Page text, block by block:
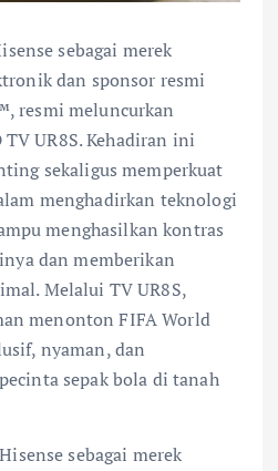
sebagai merek
dan sponsor resmi
resmi meluncurkan
UR8S. Kehadiran ini
sekaligus memperkuat
menghadirkan teknologi
menghasilkan kontras
dan memberikan
Melalui TV UR8S,
menonton FIFA World
nyaman, dan
sepak bola di tanah
Hisense sebagai merek